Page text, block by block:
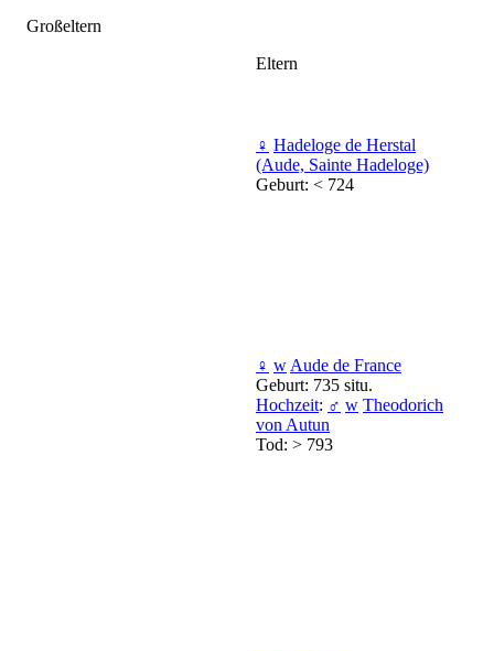
Großeltern
Eltern
♀ Hadeloge de Herstal
(Aude, Sainte Hadeloge)
Geburt: < 724
♀ w Aude de France
Geburt: 735 situ.
Hochzeit: ♂ w Theodorich
von Autun
Tod: > 793